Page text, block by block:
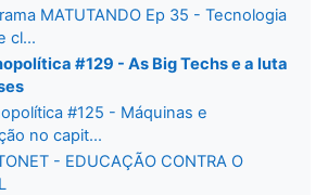
MATUTANDO Ep 35 - Tecnologia
cl...
#129 - As Big Techs e a luta
#125 - Máquinas e
no capit...
- EDUCAÇÃO CONTRA O